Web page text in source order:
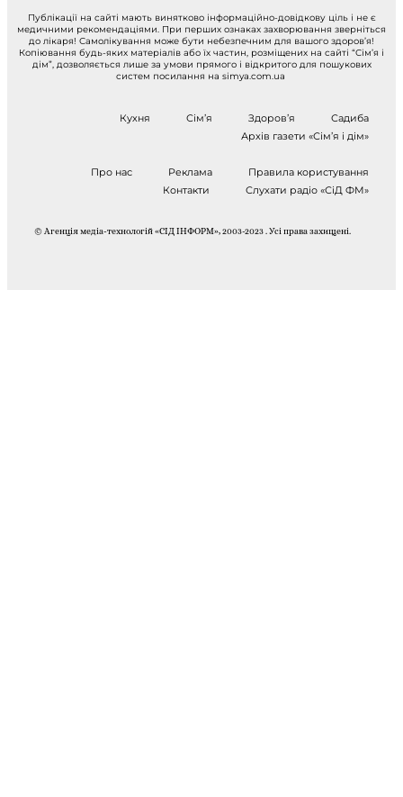
Публікації на сайті мають винятково інформаційно-довідкову ціль і не є
медичними рекомендаціями. При перших ознаках захворювання зверніться
до лікаря! Самолікування може бути небезпечним для вашого здоров’я!
Копіювання будь-яких матеріалів або їх частин, розміщених на сайті “Сім’я і
дім”, дозволяється лише за умови прямого і відкритого для пошукових
систем посилання на simya.com.ua
Кухня Сім’я Здоров’я
Садиба
Архів газети «Сім’я і дім»
Про нас Реклама
Правила користування
Контакти
Слухати радіо «СіД ФМ»
© Агенція медіа-технологій «СІД ІНФОРМ», 2003-2023 . Усі права захищені.